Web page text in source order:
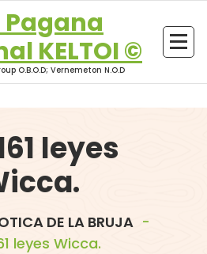
KELTOI ©
O.B.O.D; Vernemeton N.O.D
leyes
DE LA BRUJA-
leyes Wicca.